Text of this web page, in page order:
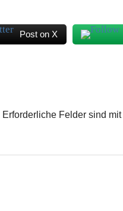
Post on X
Erforderliche Felder sind mit